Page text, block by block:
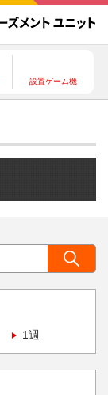
設置ゲーム機
1週